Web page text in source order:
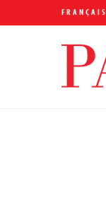
FRANÇAIS